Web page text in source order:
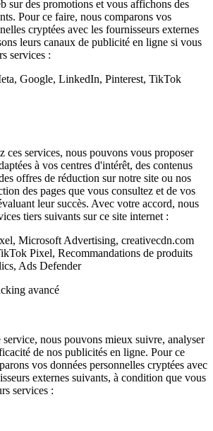
sur des promotions et vous affichons des
Pour ce faire, nous comparons vos
cryptées avec les fournisseurs externes
leurs canaux de publicité en ligne si vous
services :
Google, LinkedIn, Pinterest, TikTok
ces services, nous pouvons vous proposer
à vos centres d'intérêt, des contenus
offres de réduction sur notre site ou nos
des pages que vous consultez et de vos
leur succès. Avec votre accord, nous
tiers suivants sur ce site internet :
Microsoft Advertising, creativecdn.com
Pixel, Recommandations de produits
Ads Defender
avancé
service, nous pouvons mieux suivre, analyser
de nos publicités en ligne. Pour ce
vos données personnelles cryptées avec
externes suivants, à condition que vous
services :